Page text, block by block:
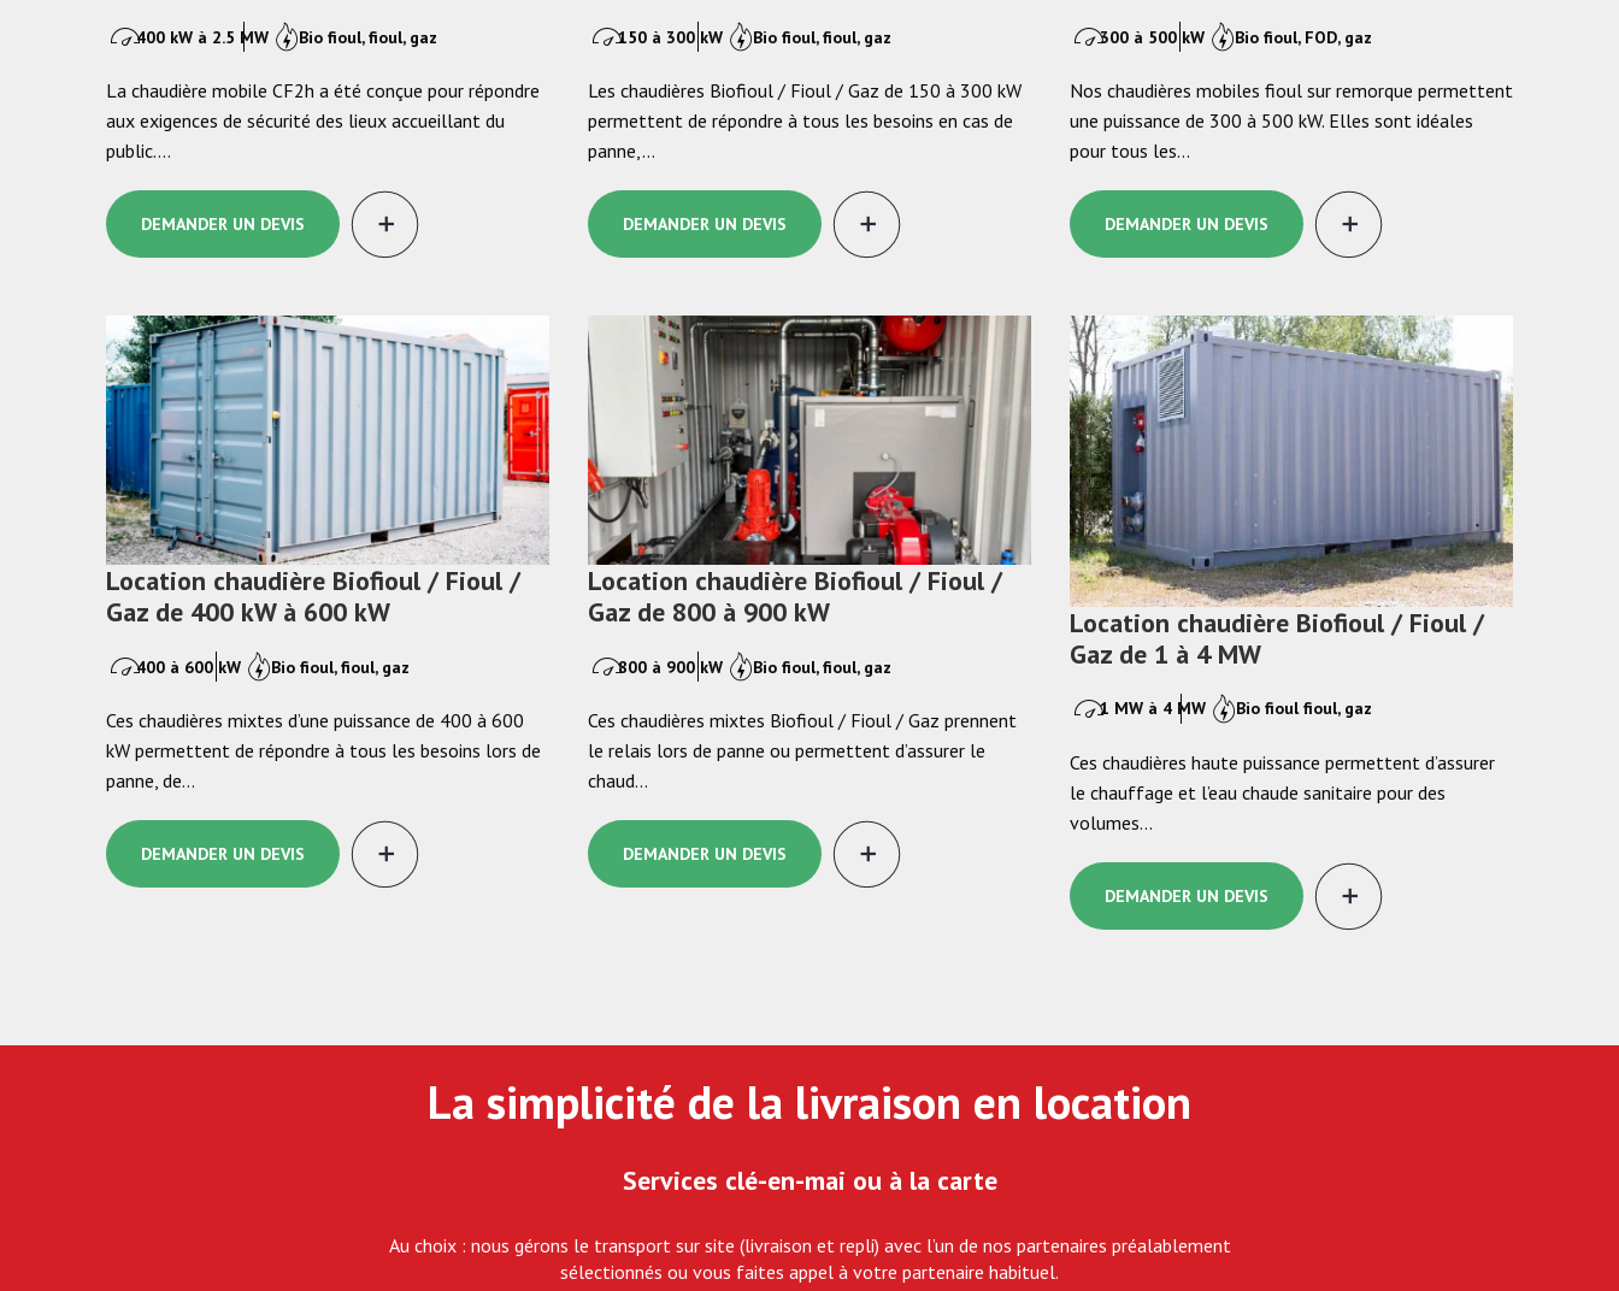
400 kW à 2.5 MW Bio fioul, fioul, gaz
La chaudière mobile CF2h a été conçue pour répondre
aux exigences de sécurité des lieux accueillant du
public.…
DEMANDER UN DEVIS
150 à 300 kW Bio fioul, fioul, gaz
Les chaudières Biofioul / Fioul / Gaz de 150 à 300 kW
permettent de répondre à tous les besoins en cas de
panne,…
DEMANDER UN DEVIS
300 à 500 kW Bio fioul, FOD, gaz
Nos chaudières mobiles fioul sur remorque permettent
une puissance de 300 à 500 kW. Elles sont idéales
pour tous les…
DEMANDER UN DEVIS
Location chaudière Biofioul / Fioul /
Gaz de 400 kW à 600 kW
400 à 600 kW Bio fioul, fioul, gaz
Ces chaudières mixtes d’une puissance de 400 à 600
kW permettent de répondre à tous les besoins lors de
panne, de…
DEMANDER UN DEVIS
Location chaudière Biofioul / Fioul /
Gaz de 800 à 900 kW
800 à 900 kW Bio fioul, fioul, gaz
Ces chaudières mixtes Biofioul / Fioul / Gaz prennent
le relais lors de panne ou permettent d’assurer le
chaud…
DEMANDER UN DEVIS
Location chaudière Biofioul / Fioul /
Gaz de 1 à 4 MW
1 MW à 4 MW Bio fioul fioul, gaz
Ces chaudières haute puissance permettent d’assurer
le chauffage et l’eau chaude sanitaire pour des
volumes…
DEMANDER UN DEVIS
La simplicité de la livraison en location
Services clé-en-mai ou à la carte
Au choix : nous gérons le transport sur site (livraison et repli) avec l’un de nos partenaires préalablement
sélectionnés ou vous faites appel à votre partenaire habituel.